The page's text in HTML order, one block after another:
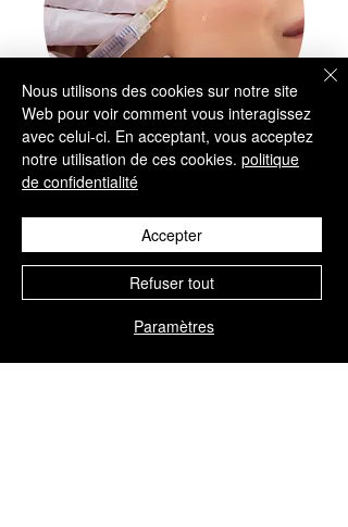
Nous utilisons des cookies sur notre site
Web pour voir comment vous interagissez
avec celui-ci. En acceptant, vous acceptez
notre utilisation de ces cookies. politique
de confidentialité
Paramètres
Refuser tout
Accepter